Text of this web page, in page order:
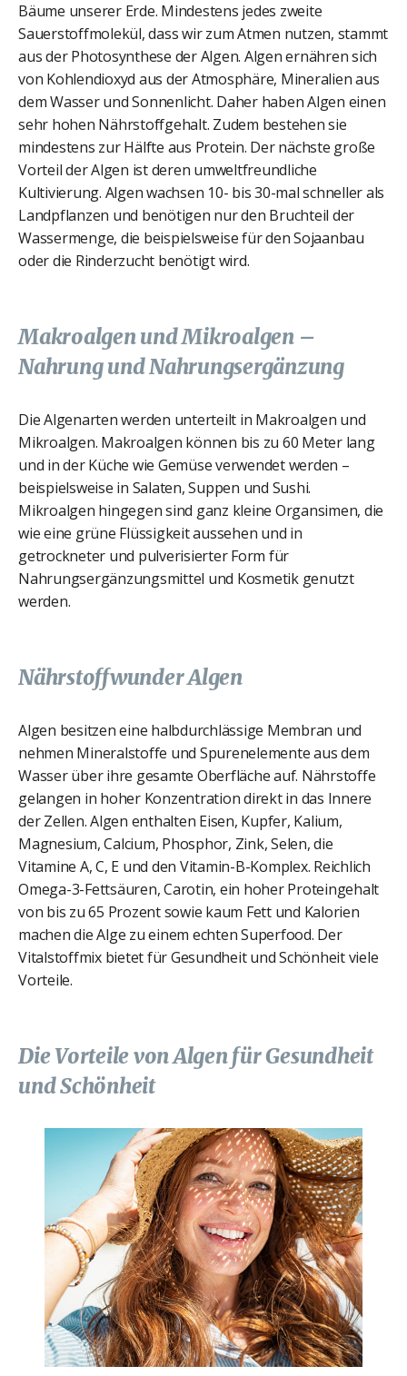
Bäume unserer Erde. Mindestens jedes zweite
Sauerstoffmolekül, dass wir zum Atmen nutzen, stammt
aus der Photosynthese der Algen. Algen ernähren sich
von Kohlendioxyd aus der Atmosphäre, Mineralien aus
dem Wasser und Sonnenlicht. Daher haben Algen einen
sehr hohen Nährstoffgehalt. Zudem bestehen sie
mindestens zur Hälfte aus Protein. Der nächste große
Vorteil der Algen ist deren umweltfreundliche
Kultivierung. Algen wachsen 10- bis 30-mal schneller als
Landpflanzen und benötigen nur den Bruchteil der
Wassermenge, die beispielsweise für den Sojaanbau
oder die Rinderzucht benötigt wird.
Makroalgen und Mikroalgen –
Nahrung und Nahrungsergänzung
Die Algenarten werden unterteilt in Makroalgen und
Mikroalgen. Makroalgen können bis zu 60 Meter lang
und in der Küche wie Gemüse verwendet werden –
beispielsweise in Salaten, Suppen und Sushi.
Mikroalgen hingegen sind ganz kleine Organsimen, die
wie eine grüne Flüssigkeit aussehen und in
getrockneter und pulverisierter Form für
Nahrungsergänzungsmittel und Kosmetik genutzt
werden.
Nährstoffwunder Algen
Algen besitzen eine halbdurchlässige Membran und
nehmen Mineralstoffe und Spurenelemente aus dem
Wasser über ihre gesamte Oberfläche auf. Nährstoffe
gelangen in hoher Konzentration direkt in das Innere
der Zellen. Algen enthalten Eisen, Kupfer, Kalium,
Magnesium, Calcium, Phosphor, Zink, Selen, die
Vitamine A, C, E und den Vitamin-B-Komplex. Reichlich
Omega-3-Fettsäuren, Carotin, ein hoher Proteingehalt
von bis zu 65 Prozent sowie kaum Fett und Kalorien
machen die Alge zu einem echten Superfood. Der
Vitalstoffmix bietet für Gesundheit und Schönheit viele
Vorteile.
Die Vorteile von Algen für Gesundheit
und Schönheit